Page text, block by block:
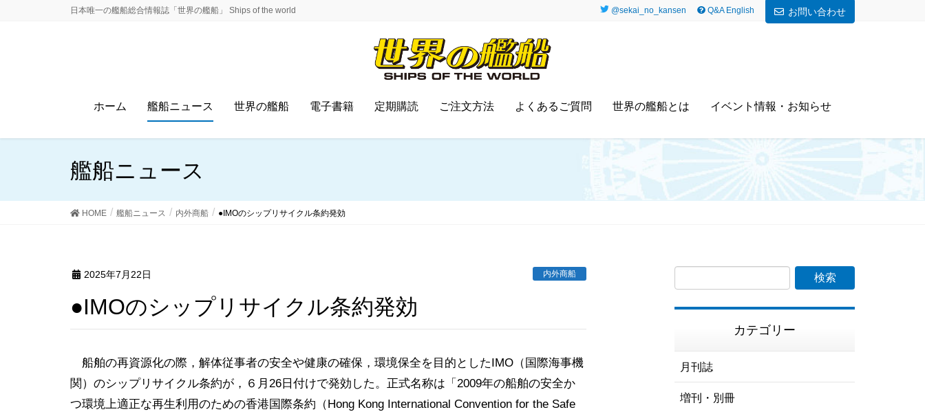
日本唯一の艦船総合情報誌「世界の艦船」 Ships of the world @sekai_no_kansen Q&A English お問い合わせ
ホーム 艦船ニュース 世界の艦船 電子書籍 定期購読 ご注文方法 よくあるご質問 世界の艦船とは イベント情報・お知らせ
艦船ニュース
HOME 艦船ニュース 内外商船 ●IMOのシップリサイクル条約発効
2025年7月22日 内外商船
●IMOのシップリサイクル条約発効
船舶の再資源化の際，解体従事者の安全や健康の確保，環境保全を目的としたIMO（国際海事機
関）のシップリサイクル条約が，６月26日付けで発効した。正式名称は「2009年の船舶の安全か
つ環境上適正な再生利用のための香港国際条約（Hong Kong International Convention for the Safe
カテゴリー
月刊誌
増刊・別冊